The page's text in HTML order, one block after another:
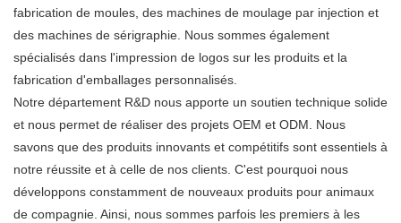
fabrication de moules, des machines de moulage par injection et
des machines de sérigraphie. Nous sommes également
spécialisés dans l'impression de logos sur les produits et la
fabrication d'emballages personnalisés.
Notre département R&D nous apporte un soutien technique solide
et nous permet de réaliser des projets OEM et ODM. Nous
savons que des produits innovants et compétitifs sont essentiels à
notre réussite et à celle de nos clients. C'est pourquoi nous
développons constamment de nouveaux produits pour animaux
de compagnie. Ainsi, nous sommes parfois les premiers à les